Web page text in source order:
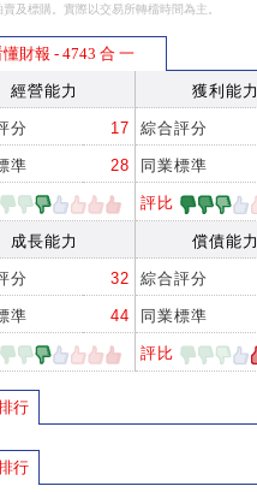
及標購。實際以交易所轉檔時間為主。
懂財報 - 4743 合 一
經營能力 獲利能力
分 17 綜合評分
準 28 同業標準
評比
成長能力 償債能力
分 32 綜合評分
準 44 同業標準
評比
行
行